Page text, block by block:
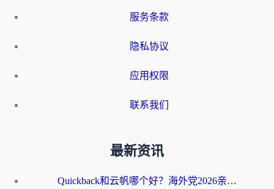
服务条款
隐私协议
应用权限
联系我们
最新资讯
Quickback和云帆哪个好？海外党2026亲测指南：选对加速器大陆工具，无缝刷国内剧玩国服